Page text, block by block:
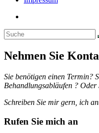
Nehmen Sie
Sie benötigen einen Termin?
Behandlungsabläufen ?
Schreiben Sie mir gern, ich
Rufen Sie mich an